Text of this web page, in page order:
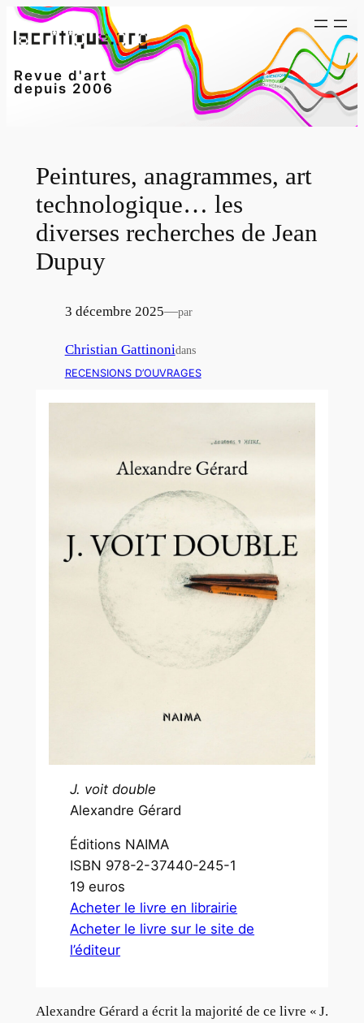
Aller
au
Revue d'art
depuis 2006
Peintures, anagrammes, art
technologique… les
diverses recherches de Jean
Dupuy
3 décembre 2025—par
Christian Gattinonidans
RECENSIONS D’OUVRAGES
J. voit double
Alexandre Gérard
Éditions NAIMA
ISBN 978-2-37440-245-1
19 euros
Acheter le livre en librairie
Acheter le livre sur le site de
l’éditeur
Alexandre Gérard a écrit la majorité de ce livre « J.